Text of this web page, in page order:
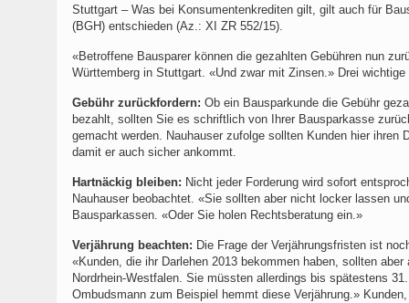
Stuttgart – Was bei Konsumentenkrediten gilt, gilt auch für
(BGH) entschieden (Az.: XI ZR 552/15).
«Betroffene Bausparer können die gezahlten Gebühren nun
Württemberg in Stuttgart. «Und zwar mit Zinsen.» Drei wichtige
Gebühr zurückfordern: Ob ein Bausparkunde die Gebühr
bezahlt, sollten Sie es schriftlich von Ihrer Bausparkasse
gemacht werden. Nauhauser zufolge sollten Kunden hier
damit er auch sicher ankommt.
Hartnäckig bleiben: Nicht jeder Forderung wird sofort
Nauhauser beobachtet. «Sie sollten aber nicht locker lassen
Bausparkassen. «Oder Sie holen Rechtsberatung ein.»
Verjährung beachten: Die Frage der Verjährungsfristen ist
«Kunden, die ihr Darlehen 2013 bekommen haben, sollten
Nordrhein-Westfalen. Sie müssten allerdings bis spätestens
Ombudsmann zum Beispiel hemmt diese Verjährung.»